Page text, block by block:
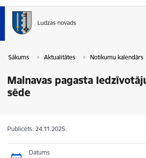
Sākums Aktualitātes Notikumu kalendārs
Malnavas pagasta
sēde
Publicēts: 24.11.2025.
Datums